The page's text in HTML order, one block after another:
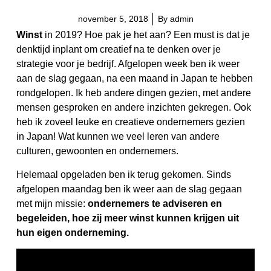
november 5, 2018 Byadmin
Winstin 2019? Hoe pak je het aan? Een must is dat je
denktijd inplant om creatief na te denken over je
strategie voor je bedrijf. Afgelopen week ben ik weer
aan de slag gegaan, na een maand in Japan te hebben
rondgelopen. Ik heb andere dingen gezien, met andere
mensen gesproken en andere inzichten gekregen. Ook
heb ik zoveel leuke en creatieve ondernemers gezien
in Japan! Wat kunnen we veel leren van andere
culturen, gewoonten en ondernemers.
Helemaal opgeladen ben ik terug gekomen. Sinds
afgelopen maandag ben ik weer aan de slag gegaan
met mijn missie: ondernemers te adviseren en
begeleiden, hoe zij meer winst kunnen krijgen uit
hun eigen onderneming.